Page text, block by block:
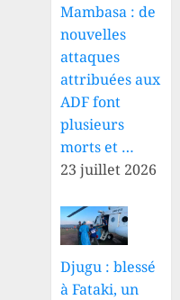
Mambasa : de
nouvelles
attaques
attribuées aux
ADF font
plusieurs
morts et …
23 juillet 2026
Djugu : blessé
à Fataki, un